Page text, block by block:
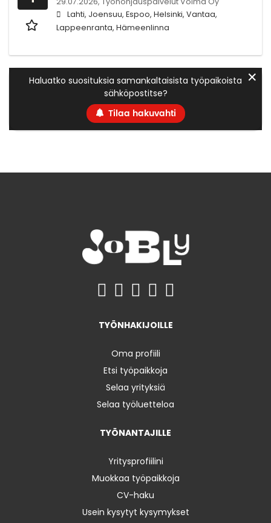
Lahti, Joensuu, Espoo, Helsinki, Vantaa,
Lappeenranta, Hämeenlinna
Haluatko suosituksia samankaltaisista työpaikoista
sähköpostitse?
Tilaa hakuvahti
✕
TYÖNHAKIJOILLE
Oma profiili
Etsi työpaikkoja
Selaa yrityksiä
Selaa työluetteloa
TYÖNANTAJILLE
Yritysprofiilini
Muokkaa työpaikkoja
CV-haku
Usein kysytyt kysymykset